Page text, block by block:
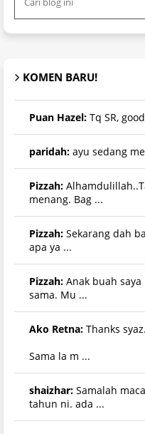
KOMEN BARU!
Puan Hazel: Tq SR,
paridah: ayu sedang
Pizzah:
menang. Bag ...
Pizzah: Sekarang dah
apa ya ...
Pizzah: Anak buah
sama. Mu ...
Ako Retna: Thanks
Sama la m ...
shaizhar: Samalah
tahun ni. ada ...